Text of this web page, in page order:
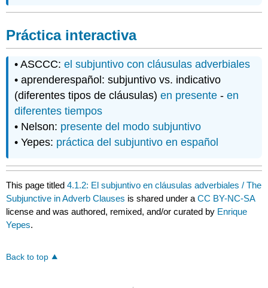
Práctica interactiva
• ASCCC:el subjuntivo con cláusulas adverbiales
• aprenderespañol: subjuntivo vs. indicativo
(diferentes tipos de cláusulas)en presente -en
diferentes tiempos
• Nelson: presente del modo subjuntivo
• Yepes: práctica del subjuntivo en español
This page titled4.1.2: El subjuntivo en cláusulas adverbiales / The
Subjunctive in Adverb Clauses is shared under aCC BY-NC-SA
license and was authored, remixed, and/or curated by Enrique
Yepes.
Back to top